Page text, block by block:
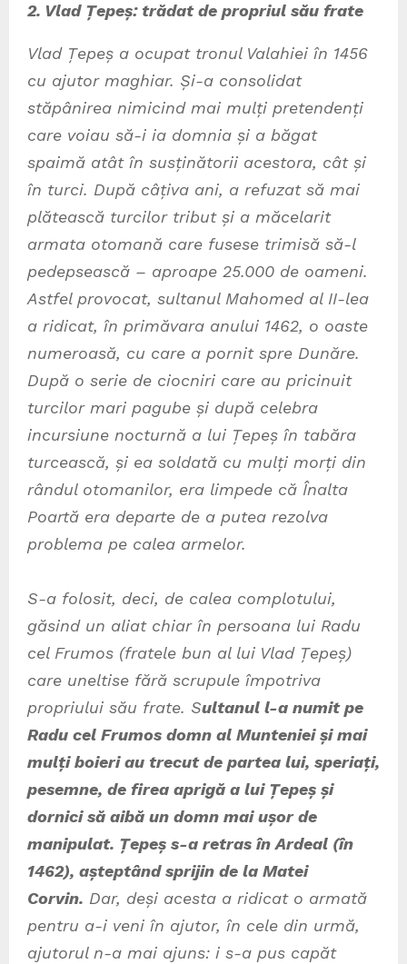
2. Vlad Țepeș: trădat de propriul său frate
Vlad Țepeș a ocupat tronul Valahiei în 1456
cu ajutor maghiar. Și-a consolidat
stăpânirea nimicind mai mulți pretendenți
care voiau să-i ia domnia și a băgat
spaimă atât în susținătorii acestora, cât și
în turci. După câțiva ani, a refuzat să mai
plătească turcilor tribut și a măcelarit
armata otomană care fusese trimisă să-l
pedepsească – aproape 25.000 de oameni.
Astfel provocat, sultanul Mahomed al II-lea
a ridicat, în primăvara anului 1462, o oaste
numeroasă, cu care a pornit spre Dunăre.
După o serie de ciocniri care au pricinuit
turcilor mari pagube și după celebra
incursiune nocturnă a lui Țepeș în tabăra
turcească, și ea soldată cu mulți morți din
rândul otomanilor, era limpede că Înalta
Poartă era departe de a putea rezolva
problema pe calea armelor.
S-a folosit, deci, de calea complotului,
găsind un aliat chiar în persoana lui Radu
cel Frumos (fratele bun al lui Vlad Țepeș)
care uneltise fără scrupule împotriva
propriului său frate. Sultanul l-a numit pe
Radu cel Frumos domn al Munteniei și mai
mulți boieri au trecut de partea lui, speriați,
pesemne, de firea aprigă a lui Țepeș și
dornici să aibă un domn mai ușor de
manipulat. Țepeș s-a retras în Ardeal (în
1462), așteptând sprijin de la Matei
Corvin. Dar, deși acesta a ridicat o armată
pentru a-i veni în ajutor, în cele din urmă,
ajutorul n-a mai ajuns: i s-a pus capăt